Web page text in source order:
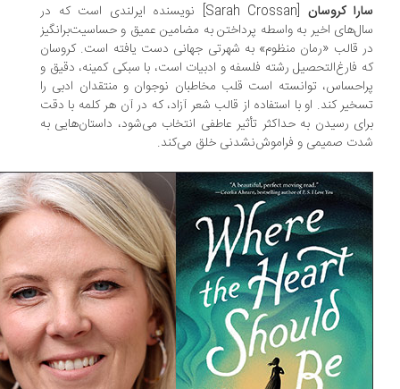
کروسان
[Sarah Crossan] نویسنده ایرلندی است که در
اخیر به واسطه پرداختن به مضامین عمیق و حساسیت‌برانگیز
قالب «رمان منظوم» به شهرتی جهانی دست یافته است. کروسان
فارغ‌التحصیل رشته فلسفه و ادبیات است، با سبکی کمینه، دقیق و
توانسته است قلب مخاطبان نوجوان و منتقدان ادبی را
کند. او با استفاده از قالب شعر آزاد، که در آن هر کلمه با دقت
رسیدن به حداکثر تأثیر عاطفی انتخاب می‌شود، داستان‌هایی به
صمیمی و فراموش‌نشدنی خلق می‌کند.